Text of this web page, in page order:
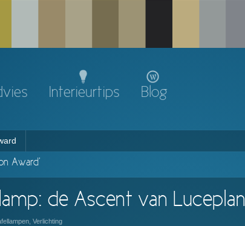
Interieurtips Blog
Award’
de Ascent van Luceplan
Verlichting